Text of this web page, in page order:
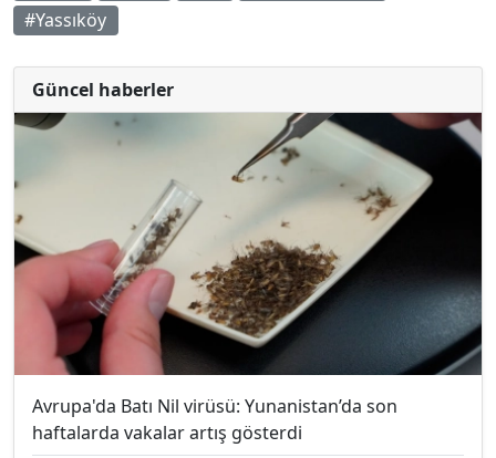
#Yassıköy
Güncel haberler
Avrupa'da Batı Nil virüsü: Yunanistan’da son
haftalarda vakalar artış gösterdi